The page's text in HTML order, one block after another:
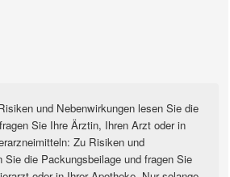
und Nebenwirkungen lesen Sie die
Sie Ihre Ärztin, Ihren Arzt oder in
Zu Risiken und
Sie die Packungsbeilage und fragen Sie